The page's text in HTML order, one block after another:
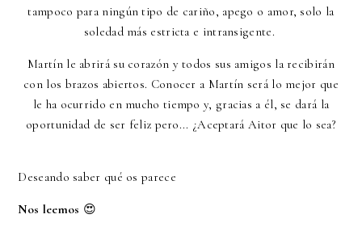
tampoco para ningún tipo de cariño, apego o amor, solo la
soledad más estricta e intransigente.
Martín le abrirá su corazón y todos sus amigos la recibirán
con los brazos abiertos. Conocer a Martín será lo mejor que
le ha ocurrido en mucho tiempo y, gracias a él, se dará la
oportunidad de ser feliz pero... ¿Aceptará Aitor que lo sea?
Deseando saber qué os parece
Nos leemos 😍